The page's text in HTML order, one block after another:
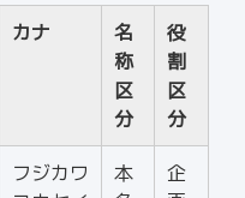
カナ
名
称
区
分
役
割
区
分
フジカワ
本
企